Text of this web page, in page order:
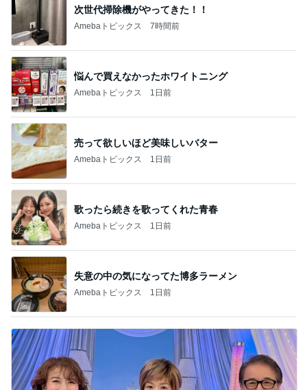
次世代掃除機がやってきた！！
Amebaトピックス 7時間前
悩んで買えなかったホワイトニング
Amebaトピックス 1日前
売って欲しいほど美味しいバター
Amebaトピックス 1日前
歌ったら続きを歌ってくれた青春
Amebaトピックス 1日前
失意の中の気になってた博多ラーメン
Amebaトピックス 1日前